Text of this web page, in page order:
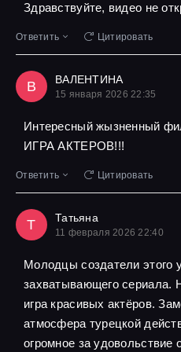
Здравствуйте, видео не
Ответить Цитировать
В ВАЛЕНТИНА
15 января 2026 22:35
Интересный жызненный
ИГРА АКТЕРОВ!!!
Ответить Цитировать
Т Татьяна
11 февраля 2026 22:40
Молодцы создатели этого
захватывающего сериала.
игра красивых актёров.
атмосфера турецкой
огромное за удовольствие